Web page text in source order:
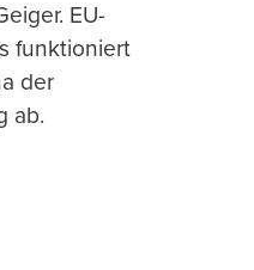
EU-
funktioniert
der
ab.